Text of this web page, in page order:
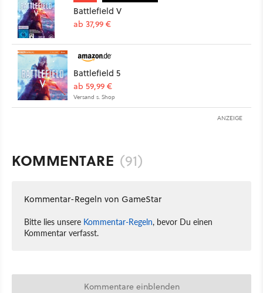
Battlefield V
ab 37,99 €
Battlefield 5
ab 59,99 €
Versand s. Shop
ANZEIGE
KOMMENTARE (91)
Kommentar-Regeln von GameStar
Bitte lies unsere Kommentar-Regeln, bevor Du einen
Kommentar verfasst.
Kommentare einblenden